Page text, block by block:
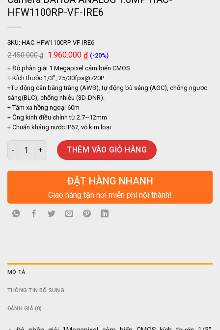
HFW1100RP-VF-IRE6
SKU: HAC-HFW1100RP-VF-IRE6
2.450.000₫
Giá
là:
2.450.000 ₫.
1.960.000 ₫Giá
hiện
tại
là:
1.960.000 ₫.
(-20%)
+ Độ phân giải 1 Megapixel cảm biến CMOS
+ Kích thước 1/3″, 25/30fps@720P
+Tự động cân bằng trắng (AWB), tự động bù sáng (AGC), chống ngược
sáng(BLC), chống nhiễu (3D-DNR).
+ Tầm xa hồng ngoại 60m
+ Ống kính điều chỉnh từ 2.7~12mm
+ Chuẩn kháng nước IP67, vỏ kim loại
Camera DAHUA ANALOG 1.0MP HAC-HFW1100RP-VF-IRE6 số
THÊM VÀO GIỎ HÀNG
ĐẶT HÀNG NHANH
Giao hàng tận nơi miễn phí nội thành!
MÔ TẢ
THÔNG TIN BỔ SUNG
ĐÁNH GIÁ (0)